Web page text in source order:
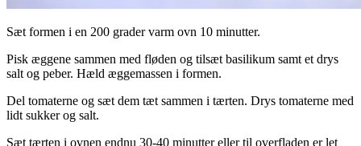
Sæt formen i en 200 grader varm ovn 10 minutter.
Pisk æggene sammen med fløden og tilsæt basilikum samt et drys
salt og peber. Hæld æggemassen i formen.
Del tomaterne og sæt dem tæt sammen i tærten. Drys tomaterne med
lidt sukker og salt.
Sæt tærten i ovnen endnu 30-40 minutter eller til overfladen er let